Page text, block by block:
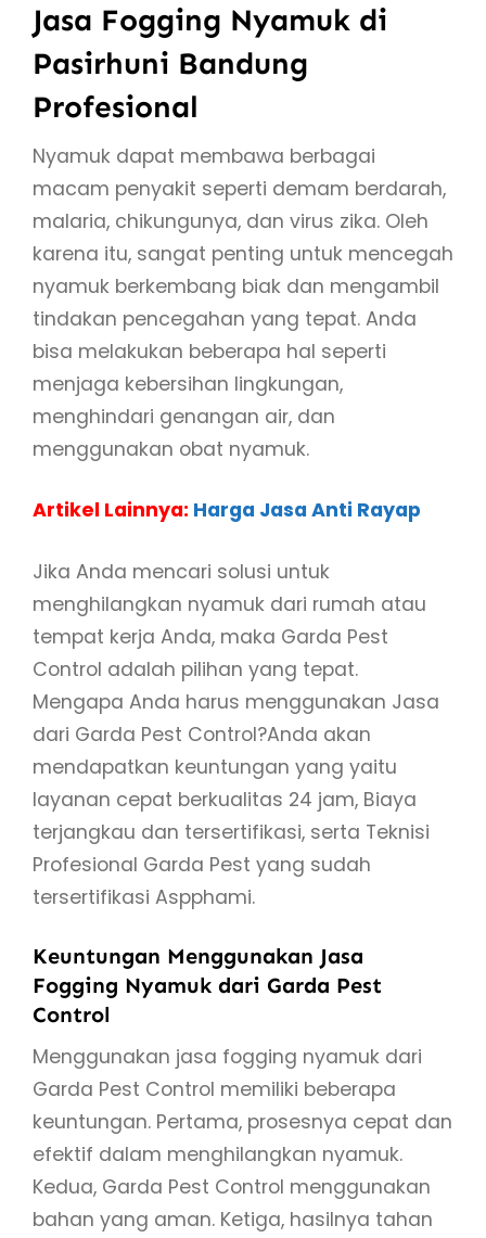
Jasa Fogging Nyamuk di
Pasirhuni Bandung
Profesional
Nyamuk dapat membawa berbagai
macam penyakit seperti demam berdarah,
malaria, chikungunya, dan virus zika. Oleh
karena itu, sangat penting untuk mencegah
nyamuk berkembang biak dan mengambil
tindakan pencegahan yang tepat. Anda
bisa melakukan beberapa hal seperti
menjaga kebersihan lingkungan,
menghindari genangan air, dan
menggunakan obat nyamuk.
Artikel Lainnya: Harga Jasa Anti Rayap
Jika Anda mencari solusi untuk
menghilangkan nyamuk dari rumah atau
tempat kerja Anda, maka Garda Pest
Control adalah pilihan yang tepat.
Mengapa Anda harus menggunakan Jasa
dari Garda Pest Control?Anda akan
mendapatkan keuntungan yang yaitu
layanan cepat berkualitas 24 jam, Biaya
terjangkau dan tersertifikasi, serta Teknisi
Profesional Garda Pest yang sudah
tersertifikasi Aspphami.
Keuntungan Menggunakan Jasa
Fogging Nyamuk dari Garda Pest
Control
Menggunakan jasa fogging nyamuk dari
Garda Pest Control memiliki beberapa
keuntungan. Pertama, prosesnya cepat dan
efektif dalam menghilangkan nyamuk.
Kedua, Garda Pest Control menggunakan
bahan yang aman. Ketiga, hasilnya tahan